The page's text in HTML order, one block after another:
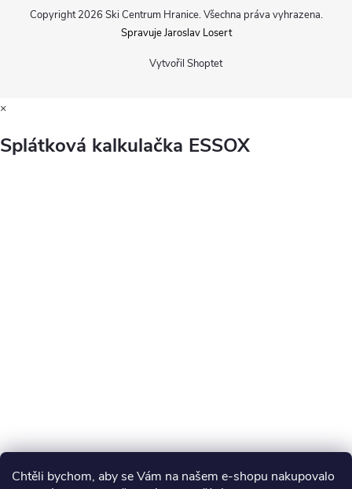
Chtěli bychom, aby se Vám na našem e-shopu nakupovalo
Vytvořil Shoptet
Copyright 2026 Ski Centrum Hranice. Všechna práva vyhrazena.
Spravuje Jaroslav Losert
×
Splátková kalkulačka ESSOX